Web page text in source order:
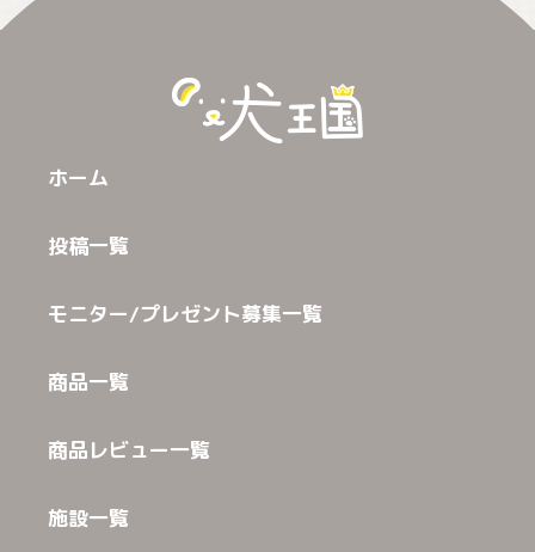
ホーム
投稿一覧
モニター/プレゼント募集一覧
商品一覧
商品レビュー一覧
施設一覧